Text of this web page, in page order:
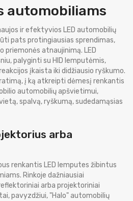
automobiliams
ir efektyvios LED automobilių
pats protingiausias sprendimas,
priemonės atnaujinimą. LED
palyginti su HID lemputėmis,
įkaista iki didžiausio ryškumo.
į ką atkreipti dėmesį renkantis
automobilių apšvietimui,
spalvą, ryškumą, sudedamąsias
arba
renkantis LED lemputes žibintus
Rinkoje dažniausiai
arba projektoriniai
pavyzdžiui, "Halo" automobilių